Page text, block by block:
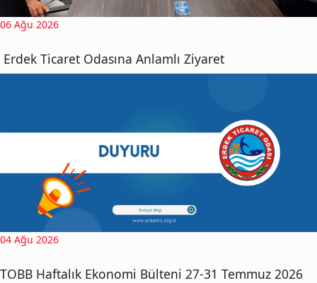
06 Ağu 2026
Erdek Ticaret Odasına Anlamlı Ziyaret
04 Ağu 2026
TOBB Haftalık Ekonomi Bülteni 27-31 Temmuz 2026